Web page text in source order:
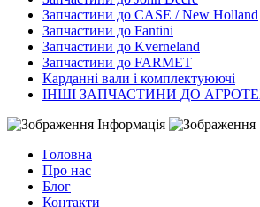
Запчастини до CASE / New Holland
Запчастини до Fantini
Запчастини до Kverneland
Запчастини до FARMET
Карданні вали і комплектуюючі
ІНШІ ЗАПЧАСТИНИ ДО
Інформація
Головна
Про нас
Блог
Контакти